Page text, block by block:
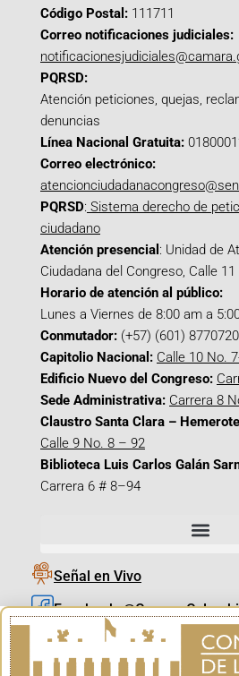
Código Postal: 111711
Correo notificaciones judiciales:
PQRSD:
Atención peticiones, quejas,
denuncias
Línea Nacional Gratuita:
Correo electrónico:
PQRSD: Sistema derecho de
ciudadano
Atención presencial : Unidad de
Ciudadana del Congreso, Calle
Horario de atención al público:
Lunes a Viernes de 8:00 am a
Conmutador: (+57) (601) 8770720
Capitolio Nacional: Calle 10 No.
Edificio Nuevo del Congreso:
Sede Administrativa: Carrera 8
Claustro Santa Clara –
Calle 9 No. 8 – 92
Biblioteca Luis Carlos Galán
Carrera 6 # 8–94
Señal en Vivo